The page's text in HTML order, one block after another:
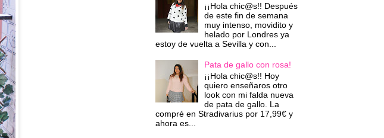
¡¡Hola chic@s!! Después
de este fin de semana
muy intenso, movidito y
helado por Londres ya
estoy de vuelta a Sevilla y con...
Pata de gallo con rosa!
¡¡Hola chic@s!! Hoy
quiero enseñaros otro
look con mi falda nueva
de pata de gallo. La
compré en Stradivarius por 17,99€ y
ahora es...